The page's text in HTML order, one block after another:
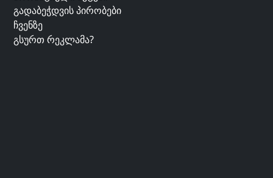
გადაბეჭდვის პირობები
ჩვენზე
გსურთ რეკლამა?